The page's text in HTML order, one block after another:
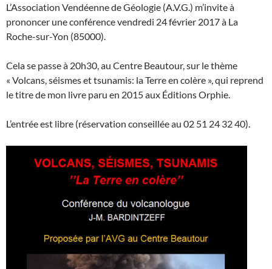
L’Association Vendéenne de Géologie (A.V.G.) m’invite à
prononcer une conférence vendredi 24 février 2017 à La
Roche-sur-Yon (85000).
Cela se passe à 20h30, au Centre Beautour, sur le thème
« Volcans, séismes et tsunamis: la Terre en colère », qui reprend
le titre de mon livre paru en 2015 aux Éditions Orphie.
L’entrée est libre (réservation conseillée au 02 51 24 32 40).